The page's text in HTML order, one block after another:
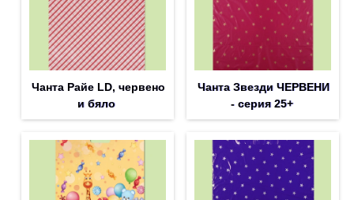
Чанта Райе LD, червено
и бяло
Чанта Звезди ЧЕРВЕНИ
- серия 25+